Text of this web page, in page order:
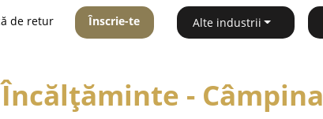
de retur Înscrie-te Alte industrii
- Câmpina